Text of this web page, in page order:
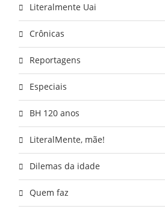
Literalmente Uai
Crônicas
Reportagens
Especiais
BH 120 anos
LiteralMente, mãe!
Dilemas da idade
Quem faz